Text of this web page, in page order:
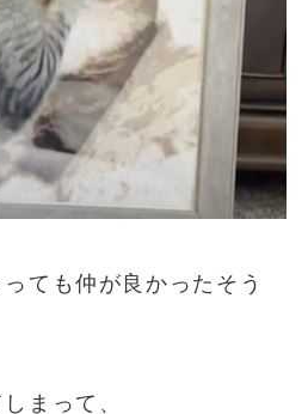
ても仲が良かったそう
まって、